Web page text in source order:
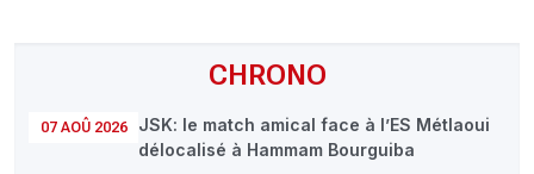
CHRONO
07 AOÛ 2026
JSK: le match amical face à l’ES Métlaoui
délocalisé à Hammam Bourguiba